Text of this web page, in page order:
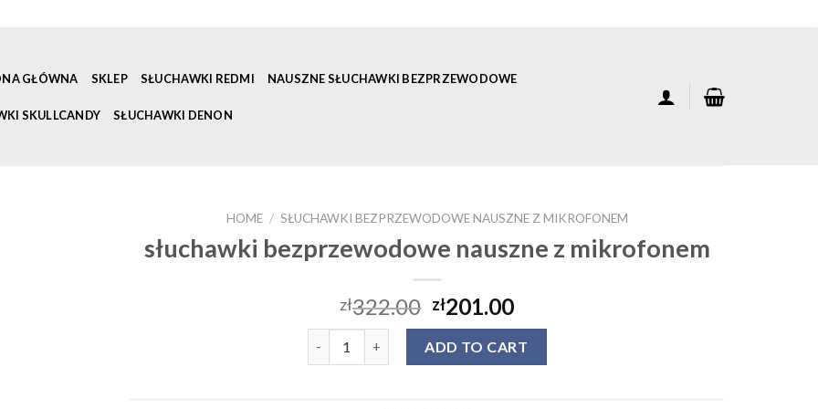
GŁÓWNA SKLEP SŁUCHAWKI REDMI NAUSZNE SŁUCHAWKI BEZPRZEWODOWE
SKULLCANDY SŁUCHAWKI DENON
HOME / SŁUCHAWKI BEZPRZEWODOWE NAUSZNE Z MIKROFONEM
słuchawki bezprzewodowe nauszne z mikrofonem
zł322.00 zł201.00
ADD TO CART